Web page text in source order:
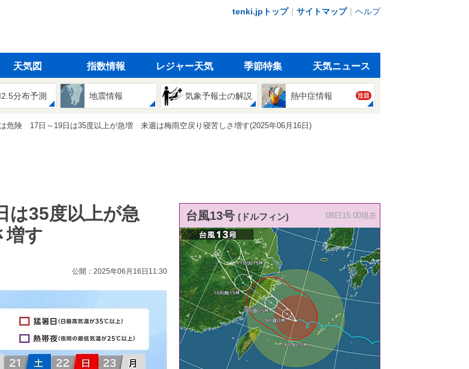
tenki.jpトップ｜ サイトマップ｜ ヘルプ
天気図 指数情報 レジャー天気 季節特集 天気ニュース
分布予測 地震情報 気象予報士の解説 熱中症情報 注目
危険 17日～19日は35度以上が急増 来週は梅雨空戻り寝苦しさ増す(2025年06月16日)
35度以上が急
増す
公開：2025年06月16日11:30
台風13号 (ドルフィン) 08日15:00現在